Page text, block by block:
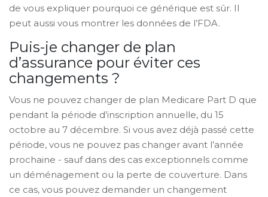
de vous expliquer pourquoi ce générique est sûr. Il
peut aussi vous montrer les données de l’FDA.
Puis-je changer de plan
d’assurance pour éviter ces
changements ?
Vous ne pouvez changer de plan Medicare Part D que
pendant la période d’inscription annuelle, du 15
octobre au 7 décembre. Si vous avez déjà passé cette
période, vous ne pouvez pas changer avant l’année
prochaine - sauf dans des cas exceptionnels comme
un déménagement ou la perte de couverture. Dans
ce cas, vous pouvez demander un changement